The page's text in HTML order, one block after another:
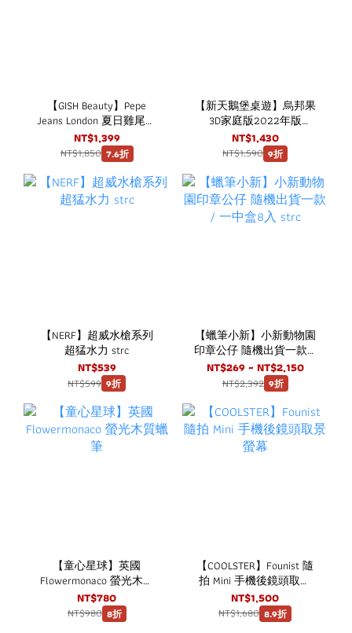
【GISH Beauty】Pepe
Jeans London 夏日雞尾酒
淡香水經典禮盒 (限量版)
NT$1,399
NT$1,850 7.6折
【新天鵝堡桌遊】烏邦果
3D家庭版2022年版
Ubongo: 3D Family 2022
NT$1,430
NT$1,590 9折
【NERF】超威水槍系列
超猛水力 strc
NT$539
NT$599 9折
【蠟筆小新】小新動物園
印章公仔 隨機出貨一款 /
一中盒8入 strc
NT$269 ~ NT$2,150
NT$2,392 9折
【童心星球】英國
Flowermonaco 螢光木質
蠟筆
NT$780
NT$980 8折
【COOLSTER】Founist 隨
拍 Mini 手機後鏡頭取景
螢幕
NT$1,500
NT$1,680 8.9折